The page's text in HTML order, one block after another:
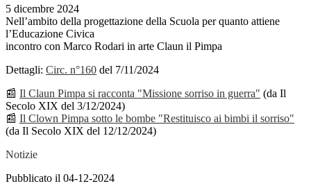
5 dicembre 2024
Nell’ambito della progettazione della Scuola per quanto attiene
l’Educazione Civica
incontro con Marco Rodari in arte Claun il Pimpa
Dettagli: Circ. n°160 del 7/11/2024
📰 Il Claun Pimpa si racconta "Missione sorriso in guerra" (da Il
Secolo XIX del 3/12/2024)
📰 Il Clown Pimpa sotto le bombe "Restituisco ai bimbi il sorriso"
(da Il Secolo XIX del 12/12/2024)
Notizie
Pubblicato il 04-12-2024